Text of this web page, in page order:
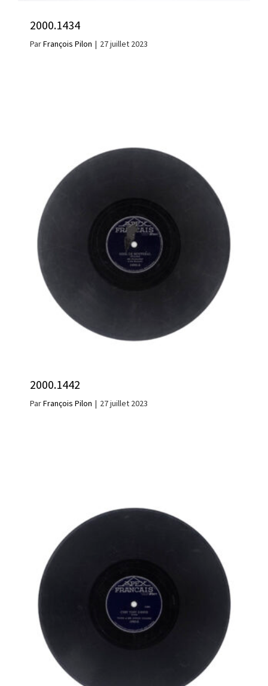
2000.1434
ParFrançois Pilon | 27 juillet 2023
2000.1442
ParFrançois Pilon | 27 juillet 2023